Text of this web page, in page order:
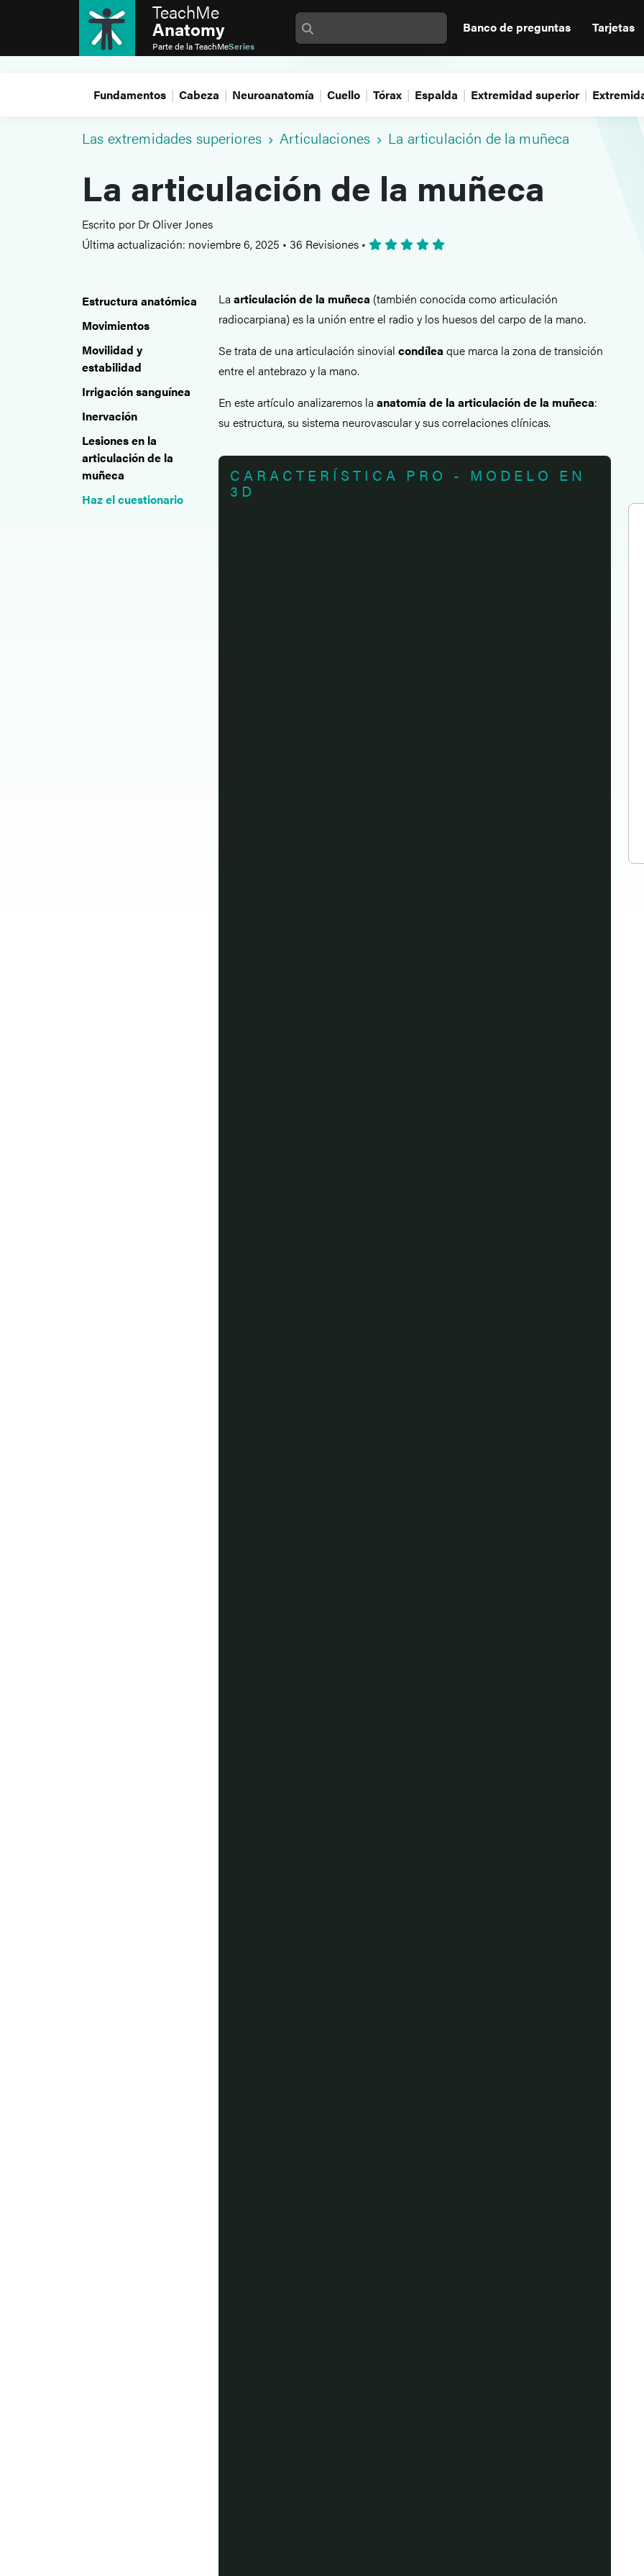
TeachMe
Anatomy
Parte de laTeachMeSeries
Banco de preguntas Tarjetas
Fundamentos Cabeza Neuroanatomía Cuello Tórax Espalda Extremidad superior
Las extremidades superiores Articulaciones La articulación de la muñeca
La articulación de la muñeca
Escrito por Dr Oliver Jones
Última actualización: noviembre 6, 2025 • 36 Revisiones •
Estructura anatómica
Movimientos
Movilidad y
estabilidad
Irrigación sanguínea
Inervación
Lesiones en la
articulación de la
muñeca
Haz el cuestionario
La articulación de la muñeca (también conocida como articulación
radiocarpiana) es la unión entre el radio y los huesos del carpo de la mano.
Se trata de una articulación sinovial condílea que marca la zona de transición
entre el antebrazo y la mano.
En este artículo analizaremos la anatomía de la articulación de la muñeca:
su estructura, su sistema neurovascular y sus correlaciones clínicas.
CARACTERÍSTICA PRO - MODELO EN
3D